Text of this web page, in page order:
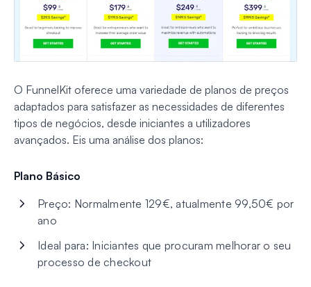
O FunnelKit oferece uma variedade de planos de preços
adaptados para satisfazer as necessidades de diferentes
tipos de negócios, desde iniciantes a utilizadores
avançados. Eis uma análise dos planos:
Plano Básico
Preço: Normalmente 129€, atualmente 99,50€ por
ano
Ideal para: Iniciantes que procuram melhorar o seu
processo de checkout